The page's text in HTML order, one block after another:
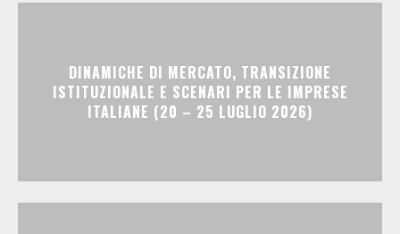
DINAMICHE DI MERCATO, TRANSIZIONE
ISTITUZIONALE E SCENARI PER LE IMPRESE
ITALIANE (20 – 25 LUGLIO 2026)